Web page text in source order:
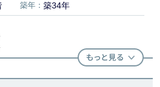
築年： 築34年